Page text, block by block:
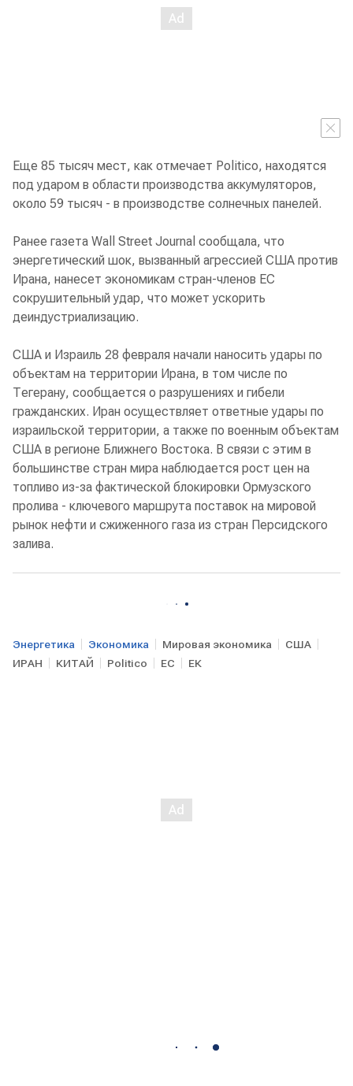
Еще 85 тысяч мест, как отмечает Politico, находятся
под ударом в области производства аккумуляторов,
около 59 тысяч - в производстве солнечных панелей.
Ранее газета Wall Street Journal сообщала, что
энергетический шок, вызванный агрессией США против
Ирана, нанесет экономикам стран-членов ЕС
сокрушительный удар, что может ускорить
деиндустриализацию.
США и Израиль 28 февраля начали наносить удары по
объектам на территории Ирана, в том числе по
Тегерану, сообщается о разрушениях и гибели
гражданских. Иран осуществляет ответные удары по
израильской территории, а также по военным объектам
США в регионе Ближнего Востока. В связи с этим в
большинстве стран мира наблюдается рост цен на
топливо из-за фактической блокировки Ормузского
пролива - ключевого маршрута поставок на мировой
рынок нефти и сжиженного газа из стран Персидского
залива.
Энергетика Экономика Мировая экономика
США
ИРАН
КИТАЙ Politico ЕС ЕК